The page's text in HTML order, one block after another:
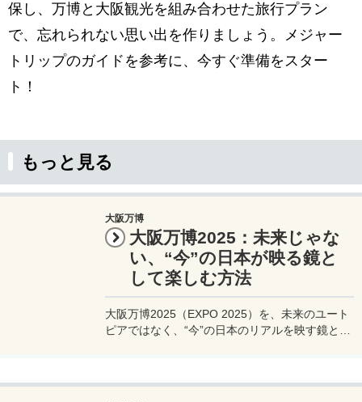
保し、万博と大阪観光を組み合わせた旅行プラン
で、忘れられない思い出を作りましょう。メジャー
トリップのガイドを参考に、今すぐ準備をスター
ト！
もっと見る
大阪万博
大阪万博2025：未来じゃな
い、“今”の日本が映る鏡と
して楽しむ方法
大阪万博2025（EXPO 2025）を、未来のユート
ピアではなく、“今”の日本のリアルを映す鏡とし